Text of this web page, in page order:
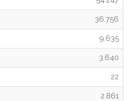
36.756
9.635
3.640
22
2.861